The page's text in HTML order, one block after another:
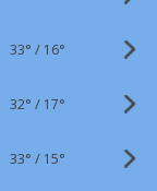
33° / 16°
32° / 17°
33° / 15°